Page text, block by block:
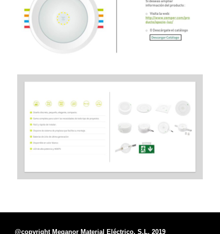
@copyright Meganor Material Eléctrico, S.L. 2019